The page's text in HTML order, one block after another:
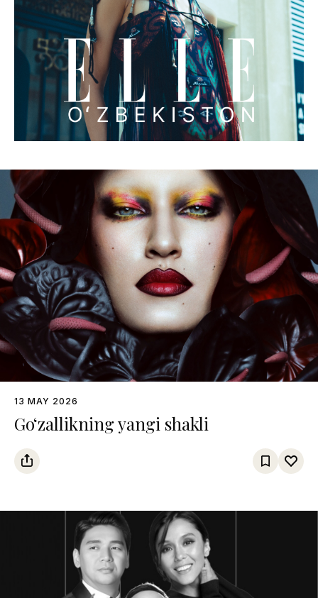
13 MAY 2026
Go‘zallikning yangi shakli